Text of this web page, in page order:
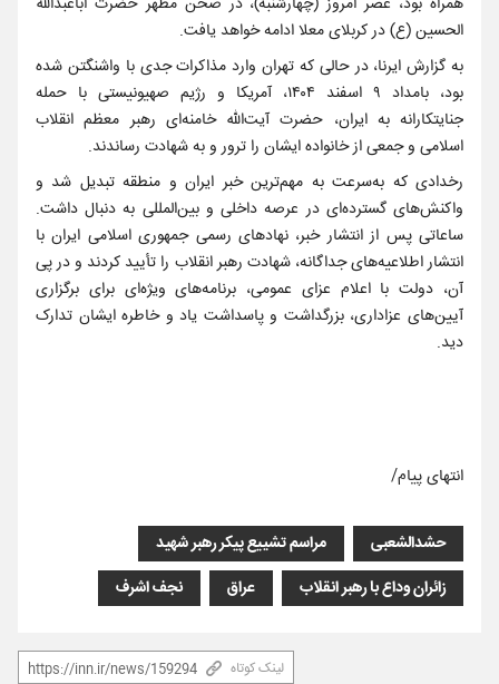
الحسین (ع) در کربلای معلا ادامه خواهد یافت.
به گزارش ایرنا، در حالی که تهران وارد مذاکرات جدی با واشنگتن شده
بود، بامداد ۹ اسفند ۱۴۰۴، آمریکا و رژیم صهیونیستی با حمله
جنایتکارانه به ایران، ‌حضرت آیت‌الله خامنه‌ای رهبر معظم انقلاب
اسلامی و جمعی از خانواده ایشان را ترور و به شهادت رساندند.
رخدادی که به‌سرعت به مهم‌ترین خبر ایران و منطقه تبدیل شد و
واکنش‌های گسترده‌ای در عرصه داخلی و بین‌المللی به دنبال داشت.
ساعاتی پس از انتشار خبر، نهادهای رسمی جمهوری اسلامی ایران با
انتشار اطلاعیه‌های جداگانه، شهادت رهبر انقلاب را تأیید کردند و در پی
آن، دولت با اعلام عزای عمومی، برنامه‌های ویژه‌ای برای برگزاری
آیین‌های عزاداری، بزرگداشت و پاسداشت یاد و خاطره ایشان تدارک
دید.
انتهای پیام/
حشدالشعبی
مراسم تشییع پیکر رهبر شهید
زائران وداع با رهبر انقلاب
عراق نجف اشرف
لینک کوتاه